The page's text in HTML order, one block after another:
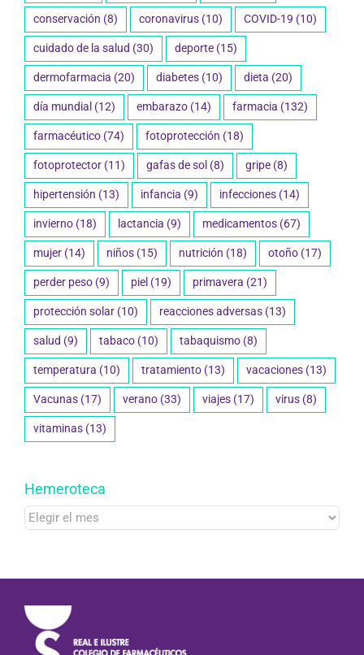
conservación (8) coronavirus (10) COVID-19 (10)
cuidado de la salud (30) deporte (15)
dermofarmacia (20) diabetes (10) dieta (20)
día mundial (12) embarazo (14) farmacia (132)
farmacéutico (74) fotoprotección (18)
fotoprotector (11) gafas de sol (8) gripe (8)
hipertensión (13) infancia (9) infecciones (14)
invierno (18) lactancia (9) medicamentos (67)
mujer (14) niños (15) nutrición (18) otoño (17)
perder peso (9) piel (19) primavera (21)
protección solar (10) reacciones adversas (13)
salud (9) tabaco (10) tabaquismo (8)
temperatura (10) tratamiento (13) vacaciones (13)
Vacunas (17) verano (33) viajes (17) virus (8)
vitaminas (13)
Hemeroteca
Hemeroteca